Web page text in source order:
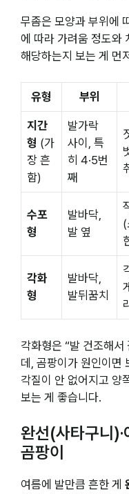
무좀은 모양과 부위에
에 따라 가려움 정도와
해당하는지 보는 게 먼
유형 부위
지간
형 (가
장 흔
함)
발가락
사이, 특
히 4·5번
째
수포
형
발바닥,
발 옆
각화
형
발바닥,
발뒤꿈치
각화형은 “발 건조해
데, 곰팡이가 원인이면
각질이 안 없어지고 양
보는 게 좋습니다.
완선(사타구니
곰팡이
여름에 발만큼 흔한 게